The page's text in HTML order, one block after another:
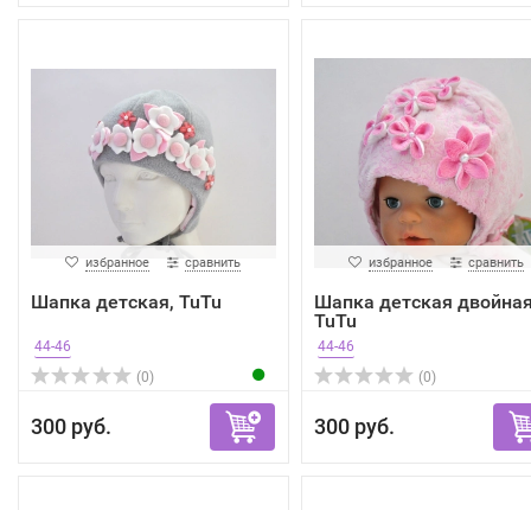
избранное сравнить
Шапка детская, TuTu
44-46
(0)
300 руб.
избранное сравнить
Шапка детская
TuTu
44-46
(0)
300 руб.